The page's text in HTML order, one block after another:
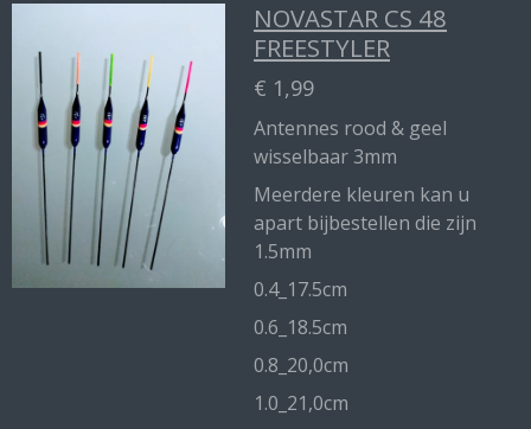
NOVASTAR CS 48
FREESTYLER
€ 1,99
Antennes rood & geel
wisselbaar 3mm
Meerdere kleuren kan u
apart bijbestellen die zijn
1.5mm
0.4_17.5cm
0.6_18.5cm
0.8_20,0cm
1.0_21,0cm